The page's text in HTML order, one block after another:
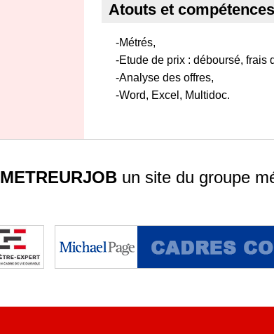
Atouts et compétences
-Métrés,
-Etude de prix : déboursé, frais
-Analyse des offres,
-Word, Excel, Multidoc.
METREURJOB un site du groupe